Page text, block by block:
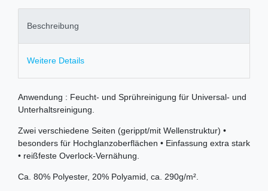
Beschreibung
Weitere Details
Anwendung : Feucht- und Sprühreinigung für Universal- und
Unterhaltsreinigung.
Zwei verschiedene Seiten (gerippt/mit Wellenstruktur) •
besonders für Hochglanzoberflächen • Einfassung extra stark
• reißfeste Overlock-Vernähung.
Ca. 80% Polyester, 20% Polyamid, ca. 290g/m².